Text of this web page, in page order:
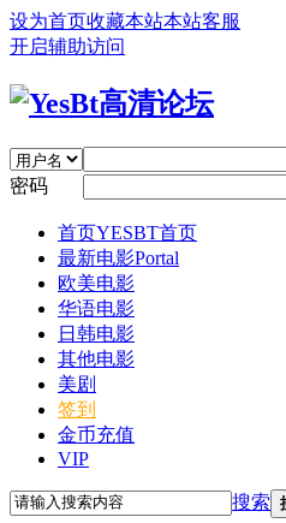
设为首页收藏本站本站客服
开启辅助访问
密码
首页YESBT首页
最新电影Portal
欧美电影
华语电影
日韩电影
其他电影
美剧
签到
金币充值
VIP
搜索